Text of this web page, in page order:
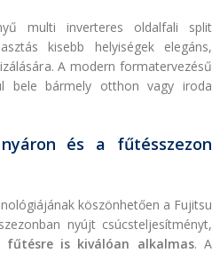
multi inverteres oldalfali split
kisebb helyiségek elegáns,
A modern formatervezésű
bele bármely otthon vagy iroda
és a fűtésszezon
köszönhetően a Fujitsu
nyújt csúcsteljesítményt,
fűtésre is kiválóan alkalmas. A